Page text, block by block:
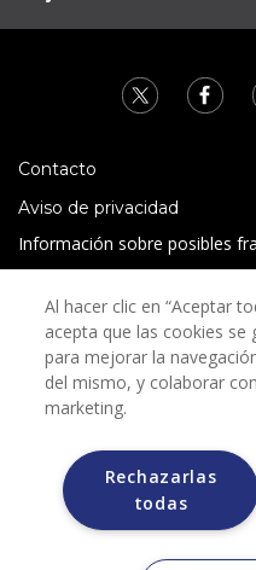
Contacto
Aviso de privacidad
Información sobre posibles
Términos y condiciones
Grupo Bimbo no solicita
otros sitios de internet.
Al hacer clic en “Aceptar
acepta que las cookies se
para mejorar la
del mismo, y colaborar
marketing.
Rechazarlas
todas